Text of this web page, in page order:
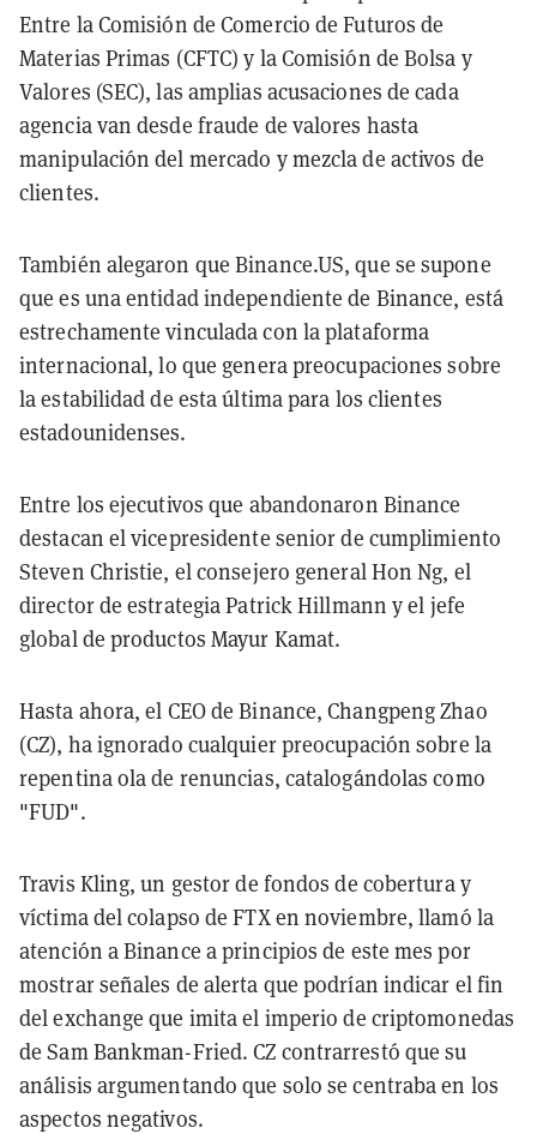
Entre la Comisión de Comercio de Futuros de
Materias Primas (CFTC) y la Comisión de Bolsa y
Valores (SEC), las amplias acusaciones de cada
agencia van desde fraude de valores hasta
manipulación del mercado y mezcla de activos de
clientes.
También alegaron que Binance.US, que se supone
que es una entidad independiente de Binance, está
estrechamente vinculada con la plataforma
internacional, lo que genera preocupaciones sobre
la estabilidad de esta última para los clientes
estadounidenses.
Entre los ejecutivos que abandonaron Binance
destacan el vicepresidente senior de cumplimiento
Steven Christie, el consejero general Hon Ng, el
director de estrategia Patrick Hillmann y el jefe
global de productos Mayur Kamat.
Hasta ahora, el CEO de Binance, Changpeng Zhao
(CZ), ha ignorado cualquier preocupación sobre la
repentina ola de renuncias, catalogándolas como
"FUD".
Travis Kling, un gestor de fondos de cobertura y
víctima del colapso de FTX en noviembre, llamó la
atención a Binance a principios de este mes por
mostrar señales de alerta que podrían indicar el fin
del exchange que imita el imperio de criptomonedas
de Sam Bankman-Fried. CZ contrarrestó que su
análisis argumentando que solo se centraba en los
aspectos negativos.